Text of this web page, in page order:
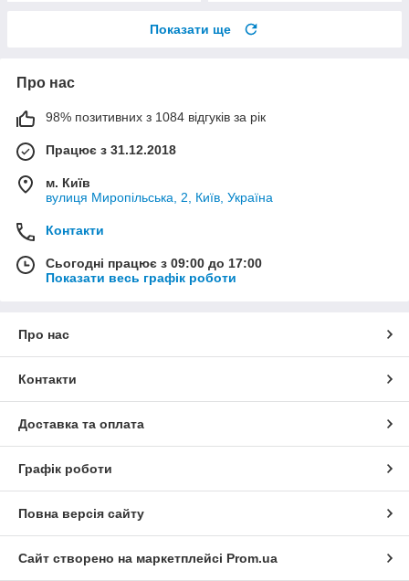
Показати ще
Про нас
98% позитивних з 1084 відгуків за рік
Працює з 31.12.2018
м. Київ
вулиця Миропільська, 2, Київ, Україна
Контакти
Сьогодні працює з 09:00 до 17:00
Показати весь графік роботи
Про нас
Контакти
Доставка та оплата
Графік роботи
Повна версія сайту
Сайт створено на маркетплейсі Prom.ua